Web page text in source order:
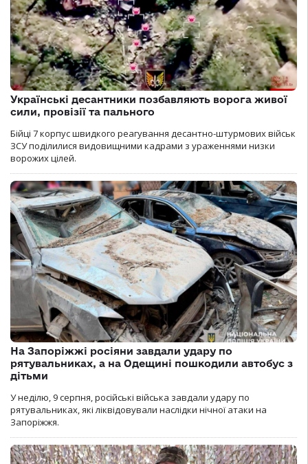
Українські десантники позбавляють ворога живої
сили, провізії та пального
Бійці 7 корпус швидкого реагування десантно-штурмових військ
ЗСУ поділилися видовищними кадрами з ураженнями низки
ворожих цілей.
На Запоріжжі росіяни завдали удару по
рятувальниках, а на Одещині пошкодили автобус з
дітьми
У неділю, 9 серпня, російські війська завдали удару по
рятувальниках, які ліквідовували наслідки нічної атаки на
Запоріжжя.